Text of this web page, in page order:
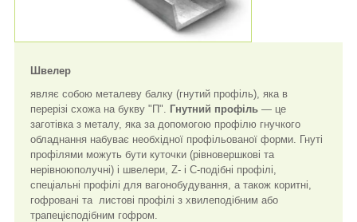
Швелер
являє собою металеву балку (гнутий профіль), яка в
перерізі схожа на букву "П".
Гнутний профіль — це
заготівка з металу, яка за допомогою профілю гнучкого
обладнання набуває необхідної профільованої форми. Гнуті
профілями можуть бути куточки (рівновершкові та
нерівноюполучні) і швелери, Z- і С-подібні профілі,
спеціальні профілі для вагонобудування, а також коритні,
гофровані та листові профілі з хвилеподібним або
трапецієподібним гофром.